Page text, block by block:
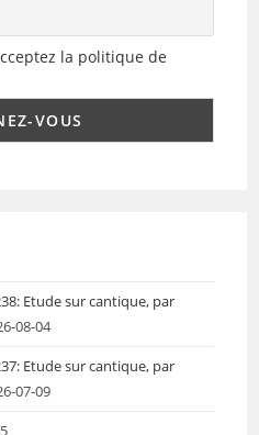
la politique de
Etude sur cantique, par
08-04
Etude sur cantique, par
07-09